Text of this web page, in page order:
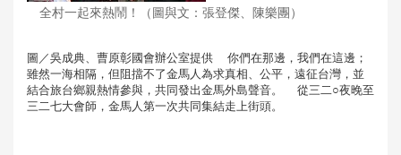
全村一起來熱鬧！（圖與文：張登傑、陳樂團）
圖／吳成典、曹原彰國會辦公室提供 你們在那邊，我們在這邊；
雖然一海相隔，但阻擋不了金馬人為求真相、公平，遠征台灣，並
結合旅台鄉親熱情參與，共同發出金馬外島聲音。 從三二○夜晚至
三二七大會師，金馬人第一次共同集結走上街頭。